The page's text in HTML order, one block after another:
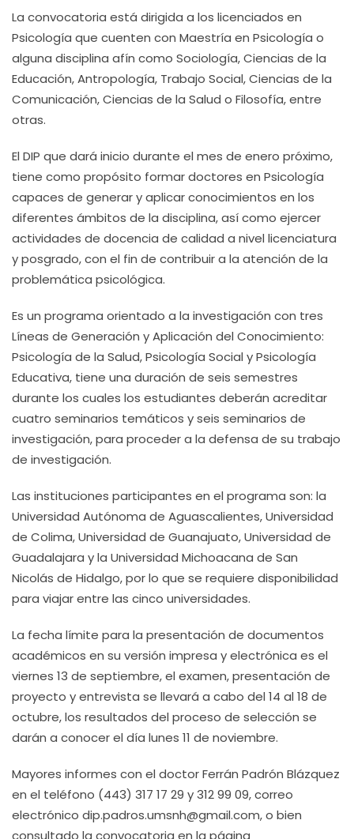
La convocatoria está dirigida a los licenciados en
Psicología que cuenten con Maestría en Psicología o
alguna disciplina afín como Sociología, Ciencias de la
Educación, Antropología, Trabajo Social, Ciencias de la
Comunicación, Ciencias de la Salud o Filosofía, entre
otras.
El DIP que dará inicio durante el mes de enero próximo,
tiene como propósito formar doctores en Psicología
capaces de generar y aplicar conocimientos en los
diferentes ámbitos de la disciplina, así como ejercer
actividades de docencia de calidad a nivel licenciatura
y posgrado, con el fin de contribuir a la atención de la
problemática psicológica.
Es un programa orientado a la investigación con tres
Líneas de Generación y Aplicación del Conocimiento:
Psicología de la Salud, Psicología Social y Psicología
Educativa, tiene una duración de seis semestres
durante los cuales los estudiantes deberán acreditar
cuatro seminarios temáticos y seis seminarios de
investigación, para proceder a la defensa de su trabajo
de investigación.
Las instituciones participantes en el programa son: la
Universidad Autónoma de Aguascalientes, Universidad
de Colima, Universidad de Guanajuato, Universidad de
Guadalajara y la Universidad Michoacana de San
Nicolás de Hidalgo, por lo que se requiere disponibilidad
para viajar entre las cinco universidades.
La fecha límite para la presentación de documentos
académicos en su versión impresa y electrónica es el
viernes 13 de septiembre, el examen, presentación de
proyecto y entrevista se llevará a cabo del 14 al 18 de
octubre, los resultados del proceso de selección se
darán a conocer el día lunes 11 de noviembre.
Mayores informes con el doctor Ferrán Padrón Blázquez
en el teléfono (443) 317 17 29 y 312 99 09, correo
electrónico dip.padros.umsnh@gmail.com, o bien
consultado la convocatoria en la página